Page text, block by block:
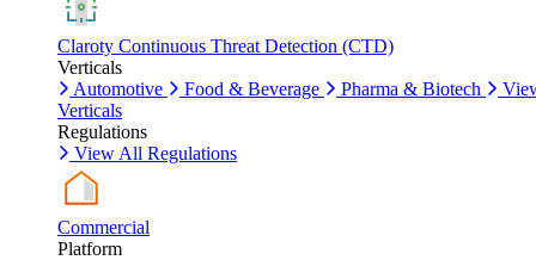
Claroty Continuous Threat Detection (CTD)
Verticals
Automotive
Food & Beverage Pharma & Biotech
Verticals
Regulations
View All Regulations
Commercial
Platform